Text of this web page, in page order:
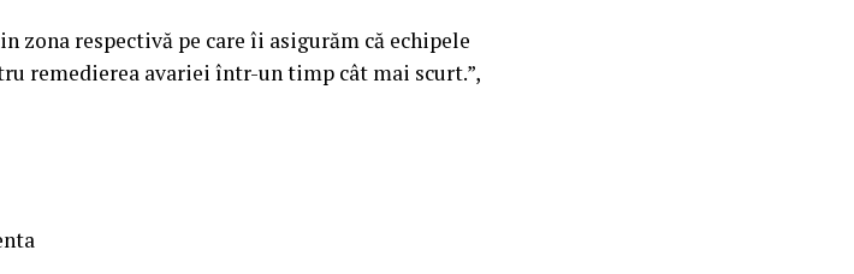
zona respectivă pe care îi asigurăm că echipele
remedierea avariei într-un timp cât mai scurt.”,